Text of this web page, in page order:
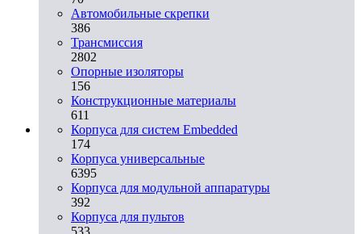
Автомобильные скрепки
386
Трансмиссия
2802
Опорные изоляторы
156
Конструкционные материалы
611
Корпуса для систем Embedded
174
Корпуса универсальные
6395
Корпуса для модульной аппаратуры
392
Корпуса для пультов
533